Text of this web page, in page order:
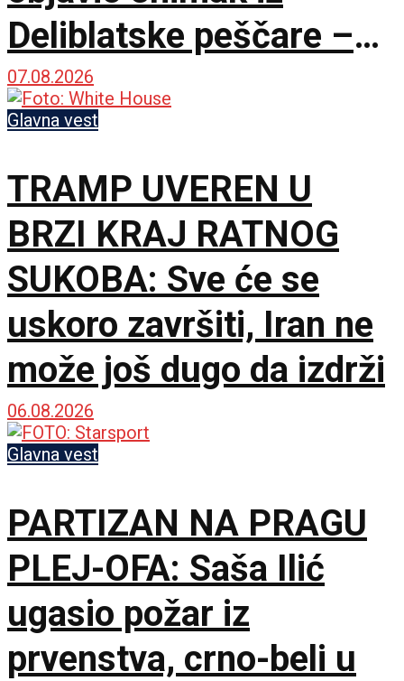
Deliblatske peščare –
ubačena i tri helikoptera
07.08.2026
Glavna vest
TRAMP UVEREN U
BRZI KRAJ RATNOG
SUKOBA: Sve će se
uskoro završiti, Iran ne
može još dugo da izdrži
06.08.2026
Glavna vest
PARTIZAN NA PRAGU
PLEJ-OFA: Saša Ilić
ugasio požar iz
prvenstva, crno-beli u